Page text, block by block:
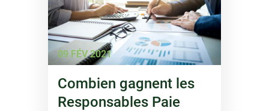
09 FÉV 2021
Combien gagnent les
Responsables Paie